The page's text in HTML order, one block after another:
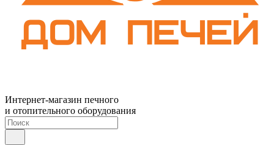
Интернет-магазин печного
и отопительного оборудования